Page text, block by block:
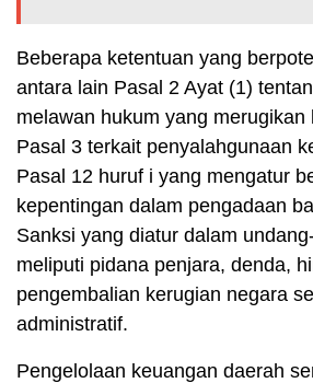
Beberapa ketentuan yang
antara lain Pasal 2 Ayat (1)
melawan hukum yang merugikan
Pasal 3 terkait penyalahgunaan
Pasal 12 huruf i yang mengatur
kepentingan dalam pengadaan
Sanksi yang diatur dalam
meliputi pidana penjara, denda,
pengembalian kerugian negara
administratif.
Pengelolaan keuangan daerah